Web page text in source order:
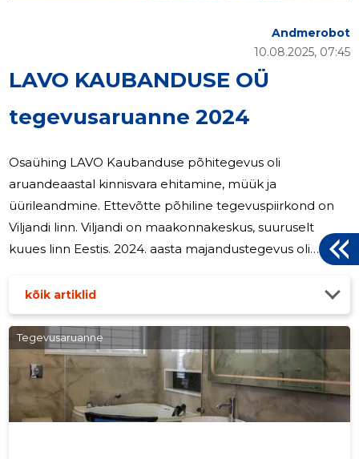
LAVO KAUBANDUSE OÜ
tegevusaruanne 2024
10.08.2025, 07:45
Andmerobot
Osaühing LAVO Kaubanduse põhitegevus oli
aruandeaastal kinnisvara ehitamine, müük ja
üürileandmine. Ettevõtte põhiline tegevuspiirkond on
Viljandi linn. Viljandi on maakonnakeskus, suuruselt
kuues linn Eestis. 2024. aasta majandustegevus oli
olnud. Nõudlus üüripindadele on Viljandis jätkuvalt
olemas. 2024. aastal oli OÜ LAVO Kaubanduse renditulu
(ilma vahendatud kommunaalkuludeta) 663,1 tuhat
eurot, 2023. aastal 701,5 tuhat eurot, vähenemine 5,5 %.
2024. aastal investeeriti kinnisvarasse 235,8 tuhat eurot.
OÜ LAVO Kaubanduse järgib oma
kõik artiklid
Tegevusaruanne